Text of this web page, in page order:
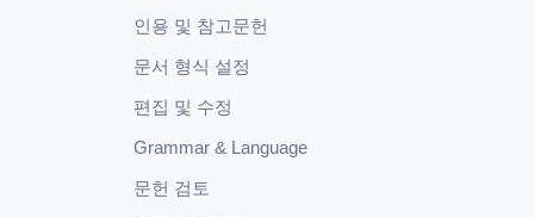
인용 및 참고문헌
문서 형식 설정
편집 및 수정
Grammar & Language
문헌 검토